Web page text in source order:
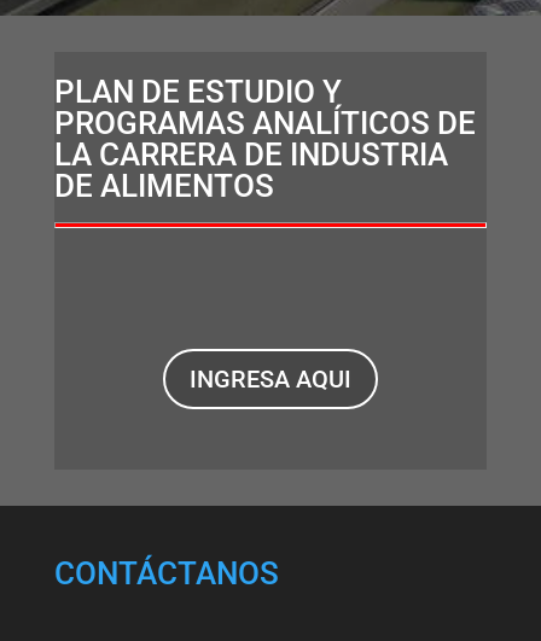
PLAN DE ESTUDIO Y
PROGRAMAS ANALÍTICOS DE
LA CARRERA DE INDUSTRIA
DE ALIMENTOS
INGRESA AQUI
CONTÁCTANOS